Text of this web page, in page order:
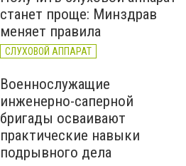
станет проще: Минздрав
меняет правила
СЛУХОВОЙ АППАРАТ
Военнослужащие
инженерно-саперной
бригады осваивают
практические навыки
подрывного дела